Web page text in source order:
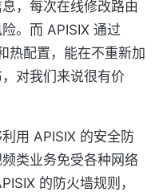
，每次在线修改路由
。而 APISIX 通过
热配置，能在不重新加
对我们来说很有价
用 APISIX 的安全防
类业务免受各种网络
的防火墙规则，